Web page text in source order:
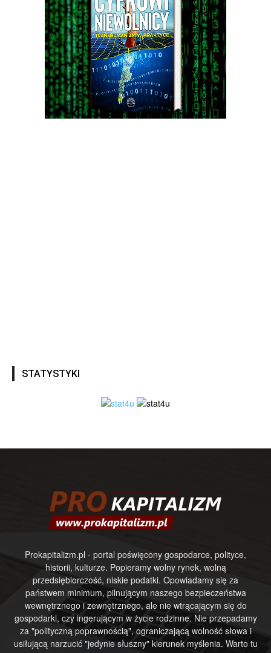
STATYSTYKI
Prokapitalizm.pl - portal poświęcony gospodarce, polityce,
historii, kulturze. Popieramy wolny rynek, wolną
przedsiębiorczość, niskie podatki. Opowiadamy się za
państwem minimum, pilnującym naszego bezpieczeństwa
wewnętrznego i zewnętrznego, ale nie wtrącającym się do
gospodarki, czy ingerującym w życie rodzinne. Nie przepadamy
za "polityczną poprawnością", ograniczającą wolność słowa i
usiłującą narzucić "jedynie słuszny" kierunek myślenia. Warto tu